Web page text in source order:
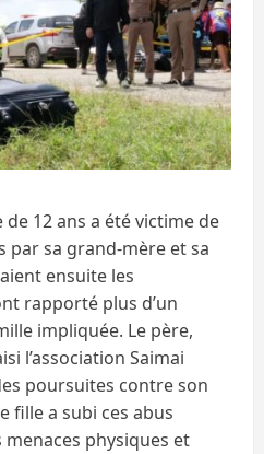
12 ans a été victime de
par sa grand-mère et sa
ensuite les
rapporté plus d’un
impliquée. Le père,
l’association Saimai
poursuites contre son
fille a subi ces abus
physiques et